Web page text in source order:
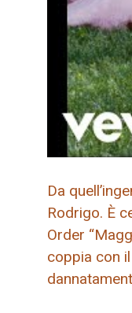
Da
Rodrigo. È
Order
coppia con